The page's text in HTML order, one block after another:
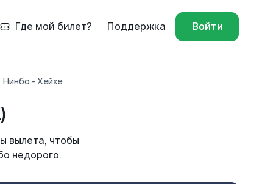
Где мой билет? Поддержка Войти
Нинбо - Хейхе
вылета, чтобы
недорого.